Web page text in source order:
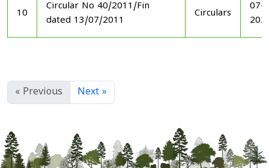
10
Circular No 40/2011/Fin
dated 13/07/2011
Circulars
07-
« Previous Next »